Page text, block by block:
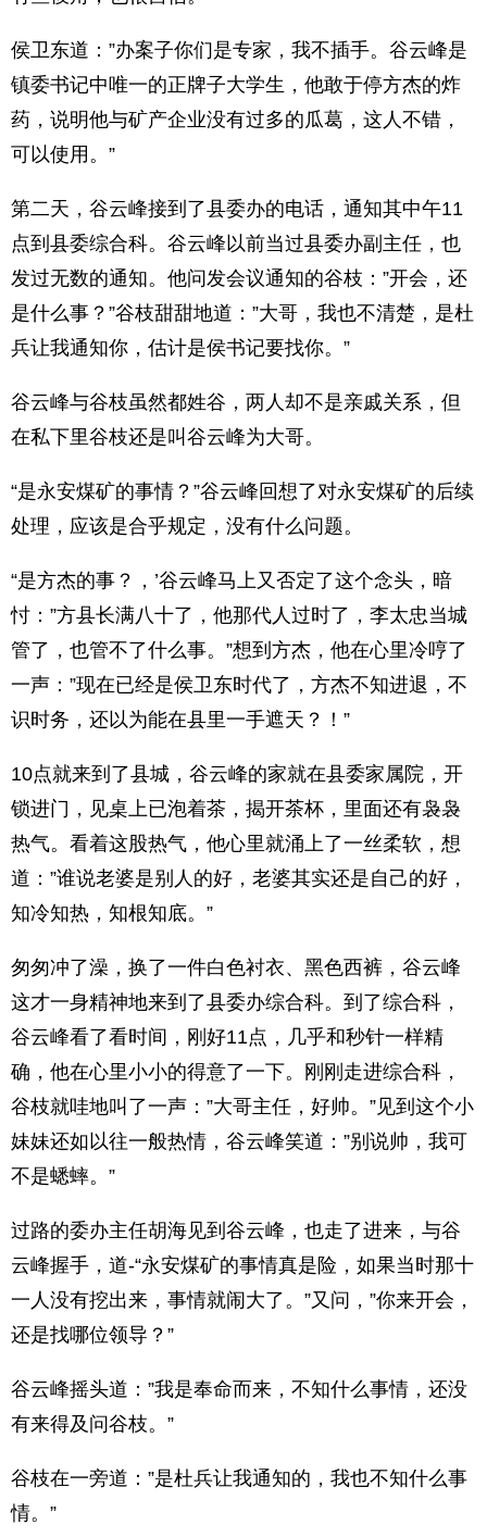
侯卫东道：”办案子你们是专家，我不插手。谷云峰是
镇委书记中唯一的正牌子大学生，他敢于停方杰的炸
药，说明他与矿产企业没有过多的瓜葛，这人不错，
可以使用。”
第二天，谷云峰接到了县委办的电话，通知其中午11
点到县委综合科。谷云峰以前当过县委办副主任，也
发过无数的通知。他问发会议通知的谷枝：”开会，还
是什么事？”谷枝甜甜地道：”大哥，我也不清楚，是杜
兵让我通知你，估计是侯书记要找你。”
谷云峰与谷枝虽然都姓谷，两人却不是亲戚关系，但
在私下里谷枝还是叫谷云峰为大哥。
“是永安煤矿的事情？”谷云峰回想了对永安煤矿的后续
处理，应该是合乎规定，没有什么问题。
“是方杰的事？，’谷云峰马上又否定了这个念头，暗
忖：”方县长满八十了，他那代人过时了，李太忠当城
管了，也管不了什么事。”想到方杰，他在心里冷哼了
一声：”现在已经是侯卫东时代了，方杰不知进退，不
识时务，还以为能在县里一手遮天？！”
10点就来到了县城，谷云峰的家就在县委家属院，开
锁进门，见桌上已泡着茶，揭开茶杯，里面还有袅袅
热气。看着这股热气，他心里就涌上了一丝柔软，想
道：”谁说老婆是别人的好，老婆其实还是自己的好，
知冷知热，知根知底。”
匆匆冲了澡，换了一件白色衬衣、黑色西裤，谷云峰
这才一身精神地来到了县委办综合科。到了综合科，
谷云峰看了看时间，刚好11点，几乎和秒针一样精
确，他在心里小小的得意了一下。刚刚走进综合科，
谷枝就哇地叫了一声：”大哥主任，好帅。”见到这个小
妹妹还如以往一般热情，谷云峰笑道：”别说帅，我可
不是蟋蟀。”
过路的委办主任胡海见到谷云峰，也走了进来，与谷
云峰握手，道-“永安煤矿的事情真是险，如果当时那十
一人没有挖出来，事情就闹大了。”又问，”你来开会，
还是找哪位领导？”
谷云峰摇头道：”我是奉命而来，不知什么事情，还没
有来得及问谷枝。”
谷枝在一旁道：”是杜兵让我通知的，我也不知什么事
情。”